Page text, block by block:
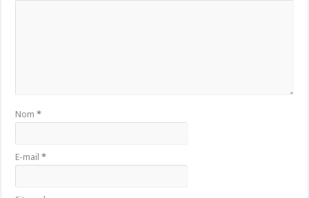
Nom*
E-mail*